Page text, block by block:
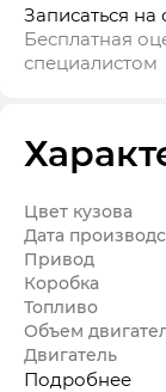
Записаться на
Бесплатная
специалистом
Цвет кузова
Дата
Привод
Коробка
Топливо
Объем
Двигатель
Подробнее